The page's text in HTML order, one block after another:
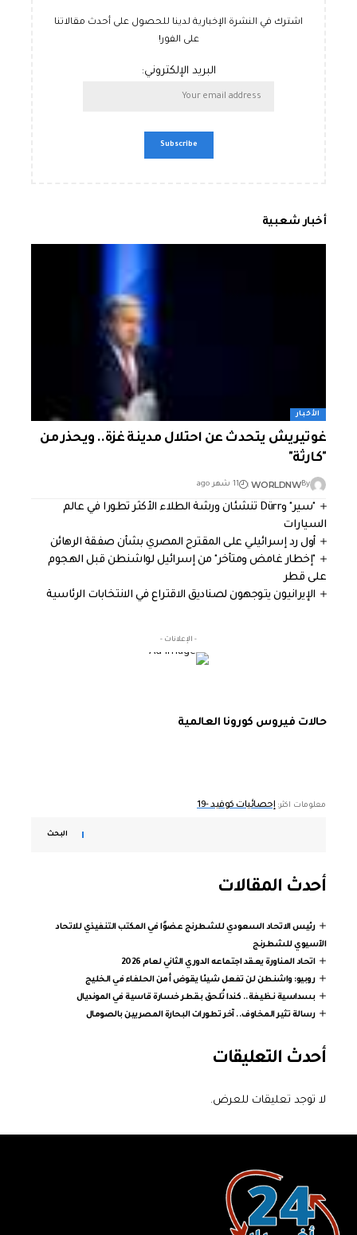
اشترك في النشرة الإخبارية لدينا للحصول على أحدث مقالاتنا
على الفور!
البريد الإلكتروني:
أخبار شعبية
الأخبار
غوتيريش يتحدث عن احتلال مدينة غزة.. ويحذر من
"كارثة"
By
WORLDNW 11 شهر ago
"سير" وDürr تنشئان ورشة الطلاء الأكثر تطورا في عالم
السيارات
أول رد إسرائيلي على المقترح المصري بشأن صفقة الرهائن
"إخطار غامض ومتأخر" من إسرائيل لواشنطن قبل الهجوم
على قطر
الإيرانيون يتوجهون لصناديق الاقتراع في الانتخابات الرئاسية
- الإعلانات -
حالات فيروس كورونا العالمية
معلومات اكثر: إحصائيات كوفيد -19
البحث
أحدث المقالات
رئيس الاتحاد السعودي للشطرنج عضوًا في المكتب التنفيذي للاتحاد
الآسيوي للشطرنج
اتحاد المناورة يعقد اجتماعه الدوري الثاني لعام 2026
روبيو: واشنطن لن تفعل شيئا يقوض أمن الحلفاء في الخليج
بسداسية نظيفة.. كندا تُلحق بقطر خسارة قاسية في المونديال
رسالة تثير المخاوف.. آخر تطورات البحارة المصريين بالصومال
أحدث التعليقات
لا توجد تعليقات للعرض.